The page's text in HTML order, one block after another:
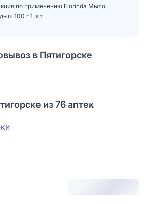
по применению Florinda Мыло
100 г 1 шт
в Пятигорске
из 76 аптек